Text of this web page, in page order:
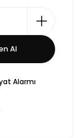
Al
Alarmı